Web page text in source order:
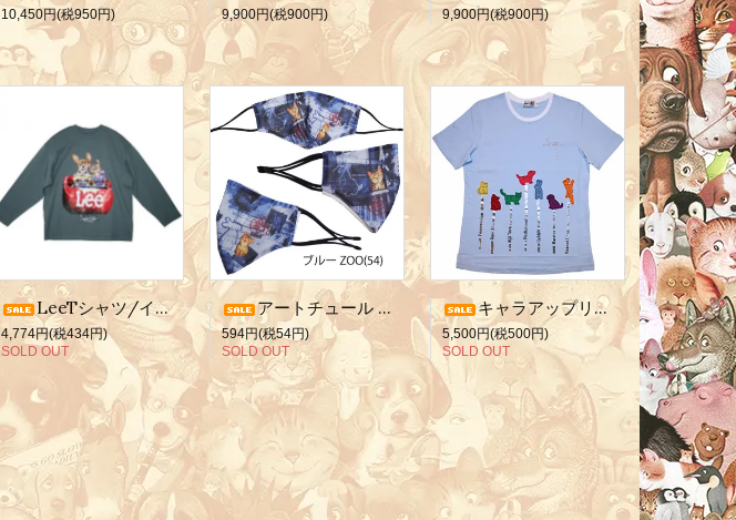
10,450円(税950円) 9,900円(税900円) 9,900円(税900円)
LeeTシャツ/イヌ・ネコ
4,774円(税434円)
SOLD OUT
アートチュール マスク/ブルーZOO
594円(税54円)
SOLD OUT
キャラアップリケT/サックスM
5,500円(税500円)
SOLD OUT